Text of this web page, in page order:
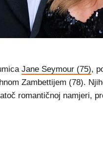
Jane Seymour (75),
Zambettijem (78).
romantičnoj namjeri,